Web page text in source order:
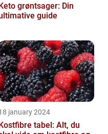
grøntsager: Din
guide
january 2024
tabel: Alt, du